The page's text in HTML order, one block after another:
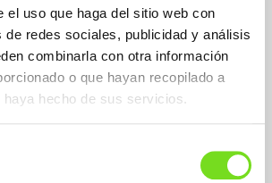
el uso que haga del sitio web con
de redes sociales, publicidad y análisis
combinarla con otra información
o que hayan recopilado a
haya hecho de sus servicios.
No Férrea
- vehículo industrial
eléctrica
Férrea